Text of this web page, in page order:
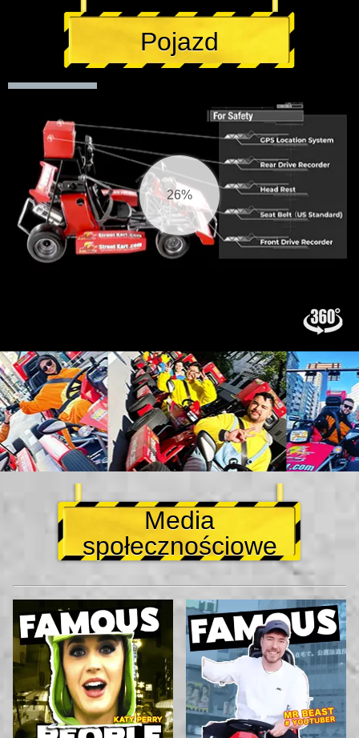
Pojazd
28%
Media
społecznościowe